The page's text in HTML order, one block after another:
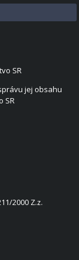
SR
jej obsahu
SR
2000 Z.z.